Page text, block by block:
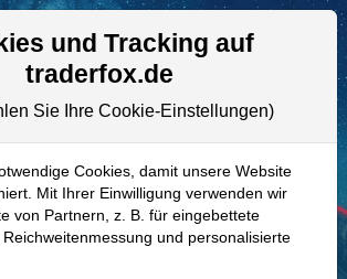
Aktien- und Artikelsuche
HTZ–Hertz Global
und Tracking auf
traderfox.de
Sie Ihre Cookie-Einstellungen)
Cookies, damit unsere Website
Mit Ihrer Einwilligung verwenden wir
von Partnern, z. B. für eingebettete
und personalisierte